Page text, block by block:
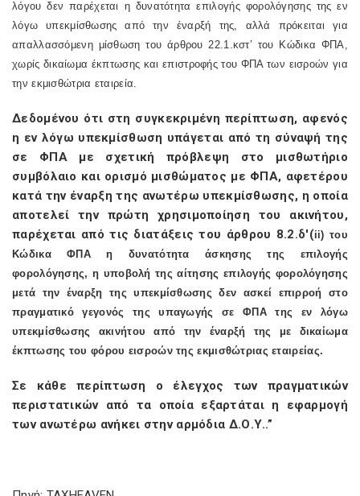
λόγου δεν παρέχεται η δυνατότητα επιλογής φορολόγησης της εν
λόγω υπεκμίσθωσης από την έναρξή της, αλλά πρόκειται για
απαλλασσόμενη μίσθωση του άρθρου 22.1.κστ’ του Κώδικα ΦΠΑ,
χωρίς δικαίωμα έκπτωσης και επιστροφής του ΦΠΑ των εισροών για
την εκμισθώτρια εταιρεία.
Δεδομένου ότι στη συγκεκριμένη περίπτωση, αφενός
η εν λόγω υπεκμίσθωση υπάγεται από τη σύναψή της
σε ΦΠΑ με σχετική πρόβλεψη στο μισθωτήριο
συμβόλαιο και ορισμό μισθώματος με ΦΠΑ, αφετέρου
κατά την έναρξη της ανωτέρω υπεκμίσθωσης, η οποία
αποτελεί την πρώτη χρησιμοποίηση του ακινήτου,
παρέχεται από τις διατάξεις του άρθρου 8.2.δ'(ii) του
Κώδικα ΦΠΑ η δυνατότητα άσκησης της επιλογής
φορολόγησης, η υποβολή της αίτησης επιλογής φορολόγησης
μετά την έναρξη της υπεκμίσθωσης δεν ασκεί επιρροή στο
πραγματικό γεγονός της υπαγωγής σε ΦΠΑ της εν λόγω
υπεκμίσθωσης ακινήτου από την έναρξή της με δικαίωμα
έκπτωσης του φόρου εισροών της εκμισθώτριας εταιρείας.
Σε κάθε περίπτωση ο έλεγχος των πραγματικών
περιστατικών από τα οποία εξαρτάται η εφαρμογή
των ανωτέρω ανήκει στην αρμόδια Δ.Ο.Υ..”